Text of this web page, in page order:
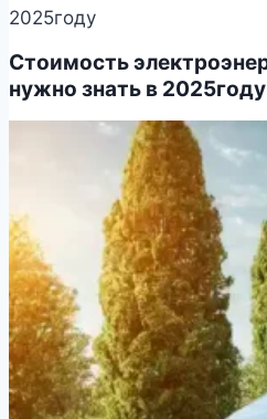
2025году
Стоимость
нужно знать в 2025году